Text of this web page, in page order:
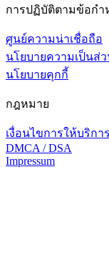
การปฏิบัติตามข้อกำ
ศูนย์ความน่าเชื่อถือ
นโยบายความเป็นส่
นโยบายคุกกี้
กฎหมาย
เงื่อนไขการให้บริการ
DMCA / DSA
Impressum